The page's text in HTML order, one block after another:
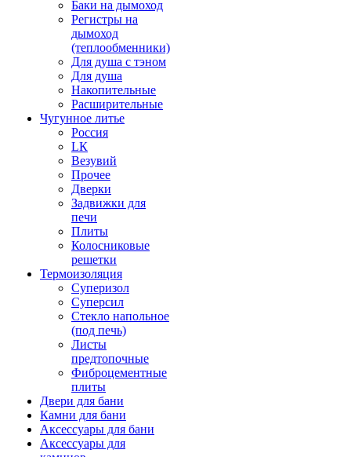
Баки на дымоход
Регистры на
дымоход
(теплообменники)
Для душа с тэном
Для душа
Накопительные
Расширительные
Чугунное литье
Россия
LК
Везувий
Прочее
Дверки
Задвижки для
печи
Плиты
Колосниковые
решетки
Термоизоляция
Суперизол
Суперсил
Стекло напольное
(под печь)
Листы
предтопочные
Фиброцементные
плиты
Двери для бани
Камни для бани
Аксессуары для бани
Аксессуары для